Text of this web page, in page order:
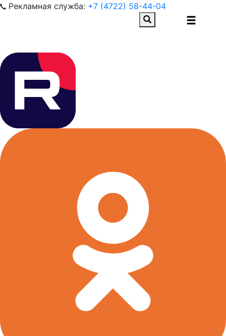
Рекламная служба: +7 (4722) 58-44-04